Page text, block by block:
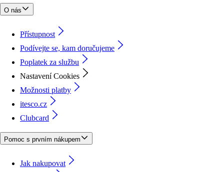
O nás
Přístupnost
Podívejte se, kam doručujeme
Poplatek za službu
Nastavení Cookies
Možnosti platby
itesco.cz
Clubcard
Pomoc s prvním nákupem
Jak nakupovat